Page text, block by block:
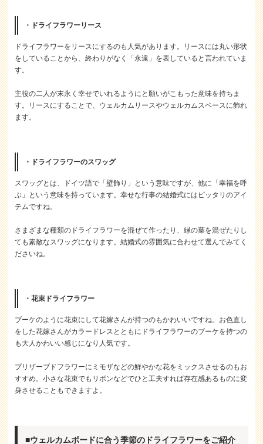
・ドライフラワーリース
ドライフラワーをリースにするのも人気があります。リースには丸い形状
をしていることから、終わりがなく「永遠」を表していると言われていま
す。
主役の二人が末永く幸せでいれるようにと願いがこもった意味を持ちま
す。リースにすることで、ウェルカムリースやウェルカムスペースに飾れ
ます。
・ドライフラワーのスワッグ
スワッグとは、ドイツ語で「壁飾り」という意味ですが、他に「幸福を呼
ぶ」という意味を持っています。幸せな行事の結婚式にはピッタリのアイ
テムですね。
さまざまな種類のドライフラワーを混ぜて作ったり、緑の葉を混ぜたりし
ても素敵なスワッグになります。結婚式の雰囲気に合わせて選んでみてく
ださいね。
・花束ドライフラワー
ブーケのように花束にして花嫁さんが持つのもかわいいですね。お色直し
をした花嫁さんがカラードレスとともにドライフラワーのブーケを持つの
も大人かわいい感じになり人気です。
プリザーブドフラワーにミモザなどの鮮やかな花をミックスさせるのもお
すすめ。小さな花束でもリボンなどでひと工夫すれば存在感あるものに変
身させることもできますよ。
■ウェルカムボードに合う季節のドライフラワーをご紹介